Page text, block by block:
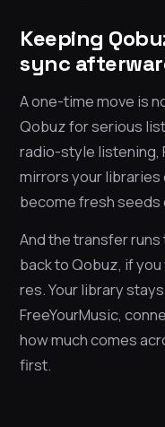
Keeping
sync
A one-time move is
Qobuz for serious
radio-style listening,
mirrors your libraries
become fresh seeds
And the transfer
back to Qobuz, if
res. Your library
FreeYourMusic,
how much comes
first.